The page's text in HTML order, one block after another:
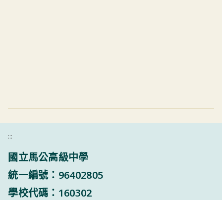
:::
國立馬公高級中學
統一編號：96402805
學校代碼：160302